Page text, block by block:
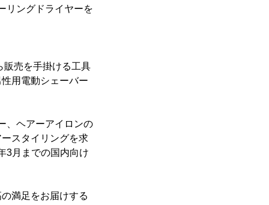
リングドライヤーを
販売を手掛ける工具
用電動シェーバー
、ヘアーアイロンの
スタイリングを求
3月までの国内向け
満足をお届けする